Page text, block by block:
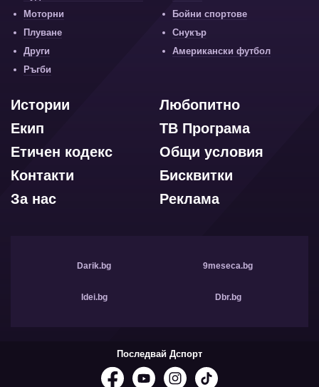
Моторни
Бойни спортове
Плуване
Снукър
Други
Американски футбол
Ръгби
Любопитно
Истории
ТВ Програма
Екип
Общи условия
Етичен кодекс
Бисквитки
Контакти
Реклама
За нас
Darik.bg 9meseca.bg
Idei.bg Dbr.bg
Последвай Дспорт